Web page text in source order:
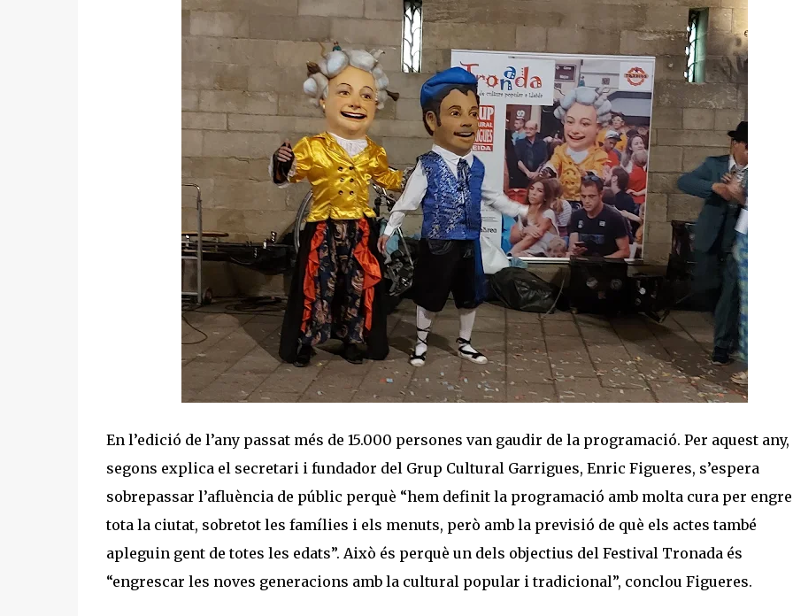
En l’edició de l’any passat més de 15.000 persones van gaudir de la programació. Per aquest any,
segons explica el secretari i fundador del Grup Cultural Garrigues, Enric Figueres, s’espera
sobrepassar l’afluència de públic perquè “hem definit la programació amb molta cura per
tota la ciutat, sobretot les famílies i els menuts, però amb la previsió de què els actes també
apleguin gent de totes les edats”. Això és perquè un dels objectius del Festival Tronada és
“engrescar les noves generacions amb la cultural popular i tradicional”, conclou Figueres.